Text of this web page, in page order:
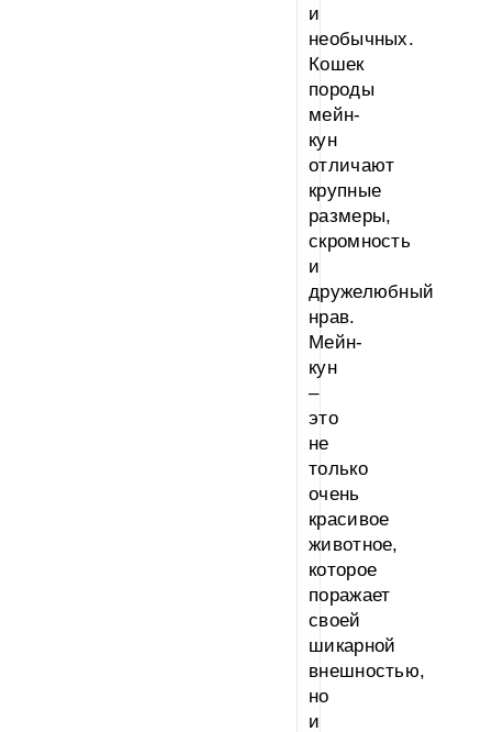
и
необычных.
Кошек
породы
мейн-
кун
отличают
крупные
размеры,
скромность
и
дружелюбный
нрав.
Мейн-
кун
–
это
не
только
очень
красивое
животное,
которое
поражает
своей
шикарной
внешностью,
но
и